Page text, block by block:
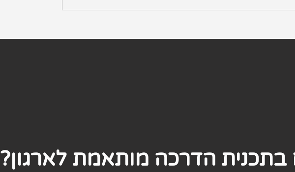
הצמיחה הגבוה בעולם
בתכנית הדרכה מותאמת לארגון?